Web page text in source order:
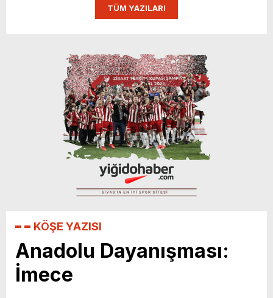
TÜM YAZILARI
KÖŞE YAZISI
Anadolu Dayanışması:
İmece